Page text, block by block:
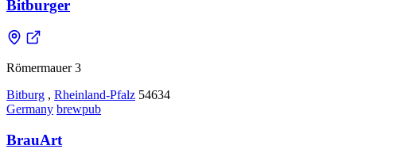
Bitburger
Römermauer 3
Bitburg , Rheinland-Pfalz 54634
Germany brewpub
BrauArt